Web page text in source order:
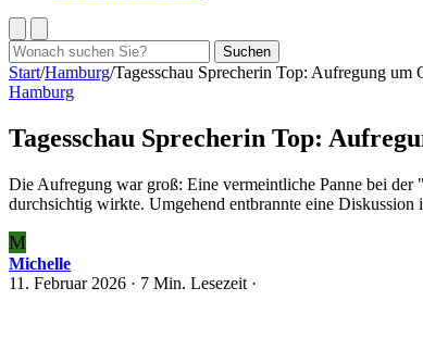
Suchen
nach:
Suchen
Start/Hamburg/Tagesschau Sprecherin Top: Aufregung
Hamburg
Tagesschau Sprecherin Top:
Die Aufregung war groß: Eine vermeintliche Panne bei der
durchsichtig wirkte. Umgehend entbrannte eine
M
Michelle
11. Februar 2026 · 7 Min. Lesezeit ·